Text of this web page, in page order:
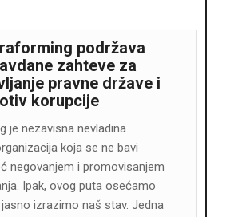
podržava
zahteve za
pravne države i
korupcije
je nezavisna nevladina
koja se ne bavi
negovanjem i promovisanjem
Ipak, ovog puta osećamo
izrazimo naš stav. Jedna